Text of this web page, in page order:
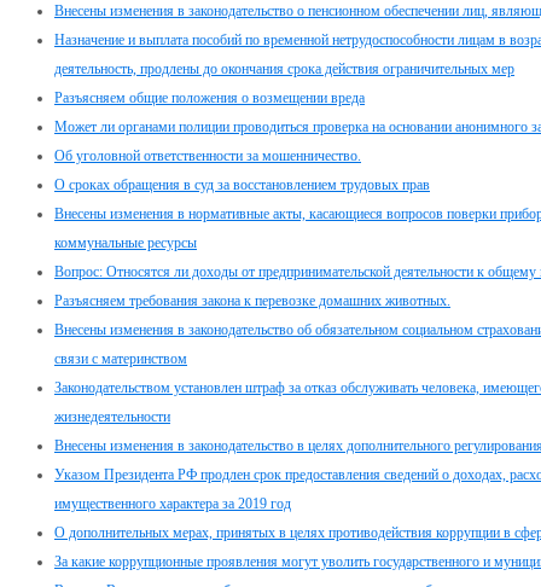
Внесены изменения в законодательство о пенсионном обеспечении лиц,
Назначение и выплата пособий по временной нетрудоспособности лицам в
деятельность, продлены до окончания срока действия ограничительных мер
Разъясняем общие положения о возмещении вреда
Может ли органами полиции проводиться проверка на основании анонимного
Об уголовной ответственности за мошенничество.
О сроках обращения в суд за восстановлением трудовых прав
Внесены изменения в нормативные акты, касающиеся вопросов поверки
коммунальные ресурсы
Вопрос: Относятся ли доходы от предпринимательской деятельности к
Разъясняем требования закона к перевозке домашних животных.
Внесены изменения в законодательство об обязательном социальном
связи с материнством
Законодательством установлен штраф за отказ обслуживать человека,
жизнедеятельности
Внесены изменения в законодательство в целях дополнительного
Указом Президента РФ продлен срок предоставления сведений о доходах,
имущественного характера за 2019 год
О дополнительных мерах, принятых в целях противодействия коррупции в
За какие коррупционные проявления могут уволить государственного и